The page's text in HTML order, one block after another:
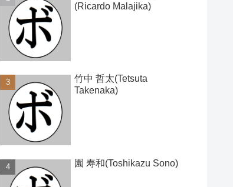
(Ricardo Malajika)
竹中 哲太(Tetsuta
Takenaka)
園 寿和(Toshikazu Sono)